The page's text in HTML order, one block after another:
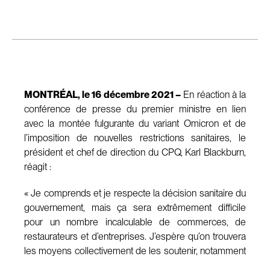
MONTRÉAL, le 16 décembre 2021 – En réaction à la
conférence de presse du premier ministre en lien
avec la montée fulgurante du variant Omicron et de
l’imposition de nouvelles restrictions sanitaires, le
président et chef de direction du CPQ, Karl Blackburn,
réagit :
« Je comprends et je respecte la décision sanitaire du
gouvernement, mais ça sera extrêmement difficile
pour un nombre incalculable de commerces, de
restaurateurs et d’entreprises. J’espère qu’on trouvera
les moyens collectivement de les soutenir, notamment